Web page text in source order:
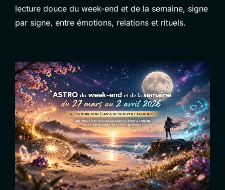
lecture douce du week-end et de la semaine, signe
par signe, entre émotions, relations et rituels.